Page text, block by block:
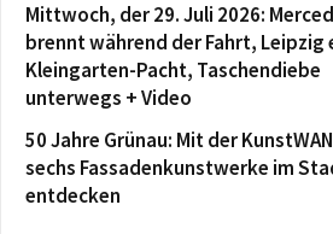
Mittwoch, der 29. Juli 2026:
brennt während der Fahrt, Leipzig
Kleingarten-Pacht, Taschendiebe
unterwegs + Video
50 Jahre Grünau: Mit der
sechs Fassadenkunstwerke im
entdecken